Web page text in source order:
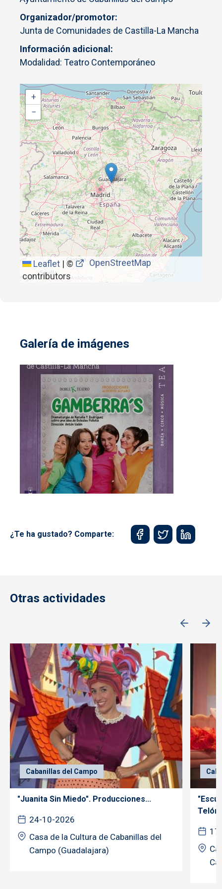
Organizador/promotor
Junta de Comunidades de Castilla-La Mancha
Información adicional
Modalidad: Teatro Contemporáneo
+
−
Leaflet | ©
OpenStreetMap
contributors
Galería de imágenes
¿Te ha gustado? Comparte:
Otras actividades
Cabanillas del Campo
"Juanita Sin Miedo". Producciones...
24-10-2026
Casa de la Cultura de Cabanillas del
Campo (Guadalajara)